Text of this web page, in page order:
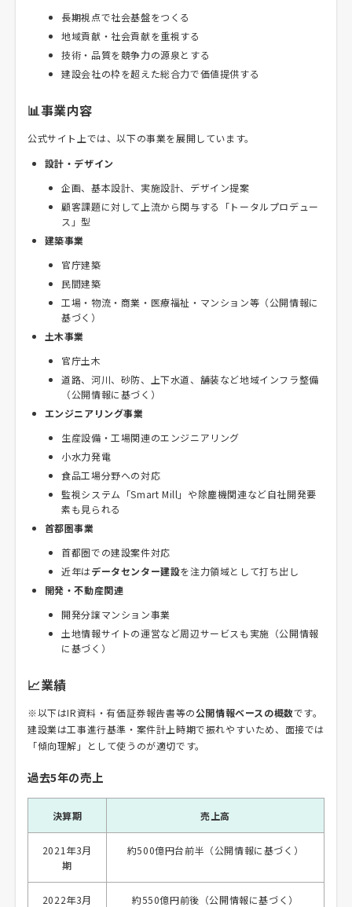
長期視点で社会基盤をつくる
地域貢献・社会貢献を重視する
技術・品質を競争力の源泉とする
建設会社の枠を超えた総合力で価値提供する
📊事業内容
公式サイト上では、以下の事業を展開しています。
設計・デザイン
企画、基本設計、実施設計、デザイン提案
顧客課題に対して上流から関与する「トータルプロデュー
ス」型
建築事業
官庁建築
民間建築
工場・物流・商業・医療福祉・マンション等（公開情報に
基づく）
土木事業
官庁土木
道路、河川、砂防、上下水道、舗装など地域インフラ整備
（公開情報に基づく）
エンジニアリング事業
生産設備・工場関連のエンジニアリング
小水力発電
食品工場分野への対応
監視システム「Smart Mill」や除塵機関連など自社開発要
素も見られる
首都圏事業
首都圏での建設案件対応
近年はデータセンター建設を注力領域として打ち出し
開発・不動産関連
開発分譲マンション事業
土地情報サイトの運営など周辺サービスも実施（公開情報
に基づく）
📈業績
※以下はIR資料・有価証券報告書等の公開情報ベースの概数です。
建設業は工事進行基準・案件計上時期で振れやすいため、面接では
「傾向理解」として使うのが適切です。
過去5年の売上
決算期 売上高
2021年3月
期
約500億円台前半（公開情報に基づく）
2022年3月
約550億円前後（公開情報に基づく）